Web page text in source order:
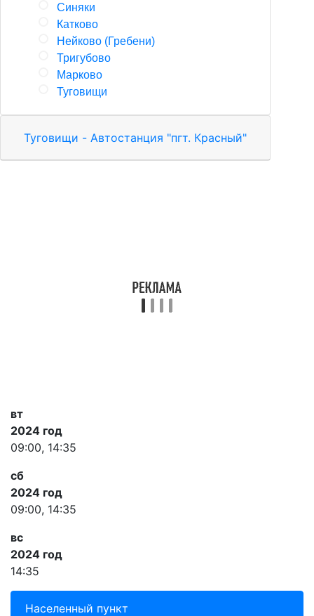
Синяки
Катково
Нейково (Гребени)
Тригубово
Марково
Туговищи
Туговищи - Автостанция "пгт. Красный"
вт
2024 год
09:00, 14:35
сб
2024 год
09:00, 14:35
вс
2024 год
14:35
Населенный пункт